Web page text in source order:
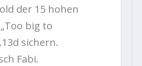
der 15 hohen
big to
sichern.
Fabi.